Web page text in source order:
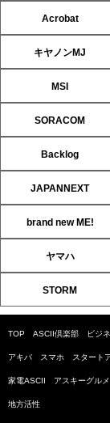
Acrobat
キヤノンMJ
MSI
SORACOM
Backlog
JAPANNEXT
brand new ME!
ヤマハ
STORM
TOP ASCII倶楽部 ビジ
アキバ スマホ スタート
家電ASCII アスキーグルメ
地方活性